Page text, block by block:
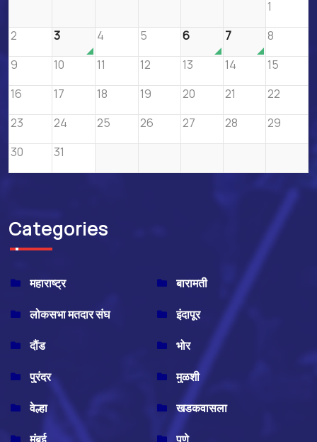
1
2
3 4 5 6 7
8
9
10 11 12 13 14
15
16
17 18 19 20 21
22
23
24 25 26 27 28
29
30
31
Categories
महाराष्ट्र
बारामती
लोकसभा मतदार संघ
इंदापूर
दौंड
भोर
पुरंदर
मुळशी
वेल्हा
खडकवासला